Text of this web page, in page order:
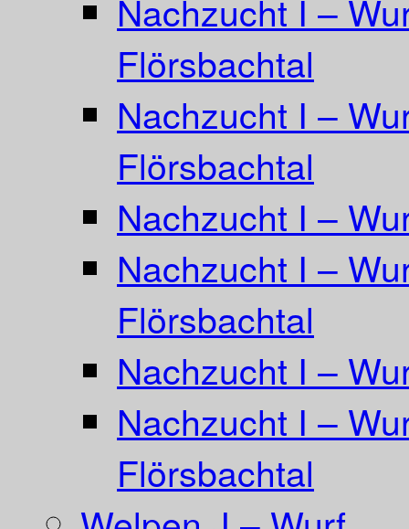
Nachzucht I –
Flörsbachtal
Nachzucht I –
Flörsbachtal
Nachzucht I –
Nachzucht I –
Flörsbachtal
Nachzucht I –
Nachzucht I –
Flörsbachtal